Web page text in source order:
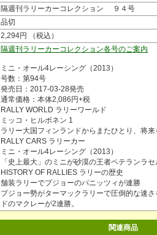
隔週刊ラリーカーコレクション ９４号
品切
2,294円 （税込）
隔週刊ラリーカーコレクション各号のご案内
ミニ・オール4レーシング（2013）
号数：第94号
発売日：2017-03-28発売
通常価格：本体2,086円+税
RALLY WORLD ラリーワールド
ミッコ・ヒルボネン 1
ラリー大国フィンランドからまたひとり、将
RALLY CARS ラリーカー
ミニ・オール4レーシング（2013）
「史上最大」のミニが砂漠の王者ペテランラ
HISTORY OF RALLIES ラリーの歴史
舗装ラリーでプジョーのパニッツィが連勝
プジョー勢がターマックラリーで圧倒的な速
ドのマクレーが2連勝。
関連商品